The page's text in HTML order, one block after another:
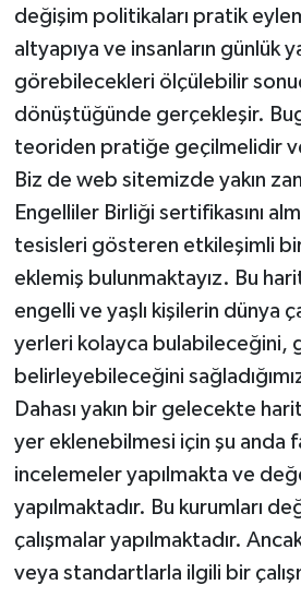
değişim politikaları pratik
altyapıya ve insanların günlük
görebilecekleri ölçülebilir
dönüştüğünde gerçekleşir.
teoriden pratiğe geçilmelidir
Biz de web sitemizde yakın
Engelliler Birliği sertifikasını
tesisleri gösteren etkileşimli
eklemiş bulunmaktayız. Bu
engelli ve yaşlı kişilerin dünya
yerleri kolayca bulabileceğini,
belirleyebileceğini
Dahası yakın bir gelecekte
yer eklenebilmesi için şu anda
incelemeler yapılmakta ve
yapılmaktadır. Bu kurumları
çalışmalar yapılmaktadır.
veya standartlarla ilgili bir